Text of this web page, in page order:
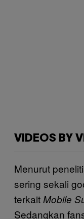
VIDEOS BY
Menurut
sering sekali
terkaitMobile
Sedangkan